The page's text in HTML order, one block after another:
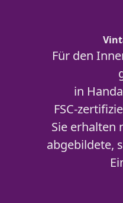
Für den
in
FSC-
Sie erhalten
abgebildete,